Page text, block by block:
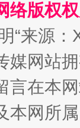
园优化重塑工作
络版权权
“来源：
媒网站
言在本
本网所